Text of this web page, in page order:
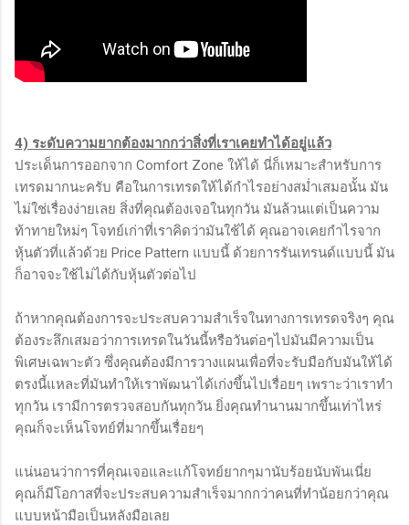
4) ระดับความยากต้องมากกว่าสิ่งที่เราเคยทำได้อยู่แล้ว
ประเด็นการออกจาก Comfort Zone ให้ได้ นี่ก็เหมาะสำหรับการ
เทรดมากนะครับ คือในการเทรดให้ได้กำไรอย่างสม่ำเสมอนั้น มัน
ไม่ใช่เรื่องง่ายเลย สิ่งที่คุณต้องเจอในทุกวัน มันล้วนแต่เป็นความ
ท้าทายใหม่ๆ โจทย์เก่าที่เราคิดว่ามันใช้ได้ คุณอาจเคยกำไรจาก
หุ้นตัวที่แล้วด้วย Price Pattern แบบนี้ ด้วยการรันเทรนด์แบบนี้ มัน
ก็อาจจะใช้ไม่ได้กับหุ้นตัวต่อไป
ถ้าหากคุณต้องการจะประสบความสำเร็จในทางการเทรดจริงๆ คุณ
ต้องระลึกเสมอว่าการเทรดในวันนี้หรือวันต่อๆไปมันมีความเป็น
พิเศษเฉพาะตัว ซึ่งคุณต้องมีการวางแผนเพื่อที่จะรับมือกับมันให้ได้
ตรงนี้แหละที่มันทำให้เราพัฒนาได้เก่งขึ้นไปเรื่อยๆ เพราะว่าเราทำ
ทุกวัน เรามีการตรวจสอบกันทุกวัน ยิ่งคุณทำนานมากขึ้นเท่าไหร่
คุณก็จะเห็นโจทย์ที่มากขึ้นเรื่อยๆ
แน่นอนว่าการที่คุณเจอและแก้โจทย์ยากๆมานับร้อยนับพันเนี่ย
คุณก็มีโอกาสที่จะประสบความสำเร็จมากกว่าคนที่ทำน้อยกว่าคุณ
แบบหน้ามือเป็นหลังมือเลย